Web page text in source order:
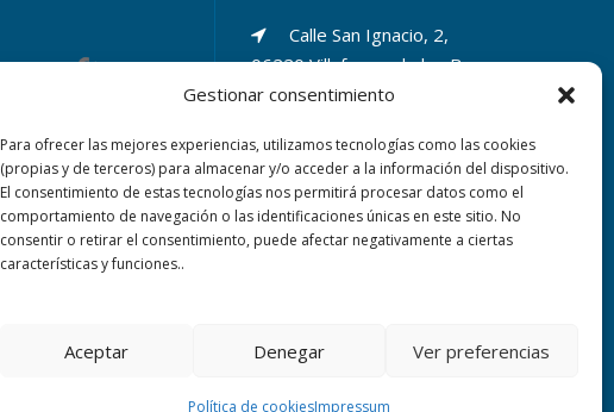
Gestionar consentimiento
Para ofrecer las mejores experiencias, utilizamos tecnologías como las cookies
(propias y de terceros) para almacenar y/o acceder a la información del dispositivo.
El consentimiento de estas tecnologías nos permitirá procesar datos como el
comportamiento de navegación o las identificaciones únicas en este sitio. No
consentir o retirar el consentimiento, puede afectar negativamente a ciertas
características y funciones..
Aceptar Denegar Ver preferencias
Política de cookiesImpressum
Calle San Ignacio, 2,
06220 Villafranca de los Barros
(Badajoz)
+34 924 52 40 01
+34 924 52 59 09